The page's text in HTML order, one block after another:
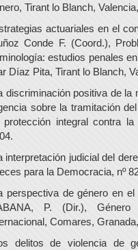
Tirant lo Blanch,
actuariales en el
Conde F. (Coord.),
estudios penales
Díaz Pita, Tirant lo Blanch,
discriminación positiva de
sobre la tramitación
protección integral contra
interpretación judicial del
para la Democracia, nº
perspectiva de género en
P. (Dir.),
Comares,
delitos de violencia de